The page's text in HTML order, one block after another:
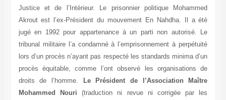
Justice et de l’Intérieur. Le prisonnier politique Mohammed
Akrout est l’ex-Président du mouvement En Nahdha. Il a été
jugé en 1992 pour appartenance à un parti non autorisé. Le
tribunal militaire l’a condamné à l’emprisonnement à perpétuité
lors d’un procès n’ayant pas respecté les standards minima d’un
procès équitable, comme l’ont observé les organisations de
droits de l’homme.
Le Président de l’Association Maître
Mohammed Nouri(traduction ni revue ni corrigée par les